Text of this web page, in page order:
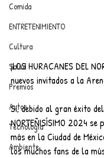
Comida
ENTRETENIMIENTO
Cultura
Salud
Premios
Autos
Tecnología
Ambiente
¡LOS HURACANES DEL
nuevos invitados a la
Sí, debido al gran éxito
NORTEÑISÍSIMO 2024
más en la Ciudad de
los muchos fans de la